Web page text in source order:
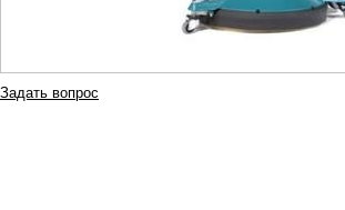
Задать вопрос